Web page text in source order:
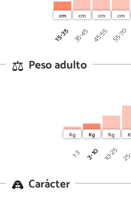
15-35 35-45 45-55 55-70
Peso adulto
1-3 3-10 10-25
Carácter